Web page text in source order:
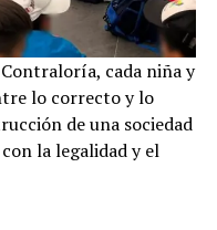
cada niña y
lo correcto y lo
de una sociedad
la legalidad y el